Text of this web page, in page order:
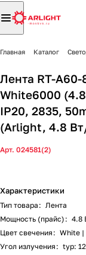
Главная Каталог
Лента RT-A60-
White6000
IP20, 2835,
(Arlight, 4.8
Арт. 024581(2)
Характеристики
Тип товара : Лента
Мощность (прайс) : 4.8
Цвет свечения : White |
Угол излучения : typ: